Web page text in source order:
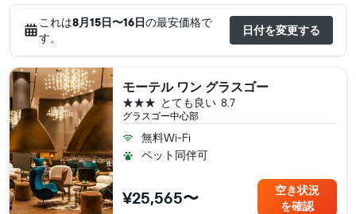
これは8月15日​〜16日の最安価格で
す。
日付を変更する
モーテル ワン グラスゴー
グラスゴー中心部
8.7
とても良い
3つ星
無料Wi-Fi
ペット同伴可
¥25,565〜
空き状況
を確認